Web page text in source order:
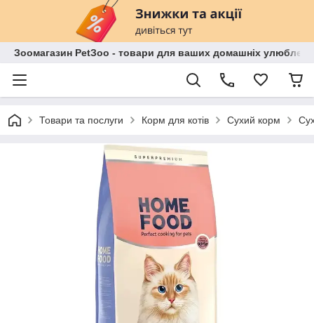
Зоомагазин PetЗoo - товари для ваших домашніх
Товари та послуги Корм для котів Сухий корм